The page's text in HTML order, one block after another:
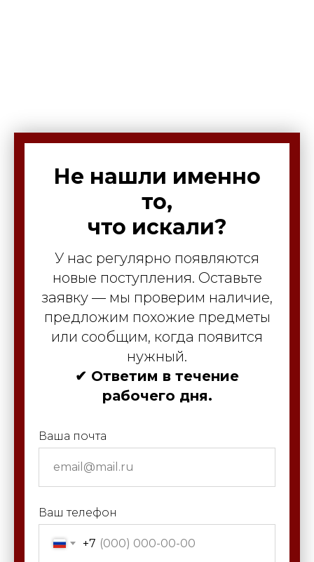
Не нашли именно
то,
что искали?
У нас регулярно появляются
новые поступления. Оставьте
заявку — мы проверим наличие,
предложим похожие предметы
или сообщим, когда появится
нужный.
✔ Ответим в течение
рабочего дня.
Ваша почта
Ваш телефон
+7